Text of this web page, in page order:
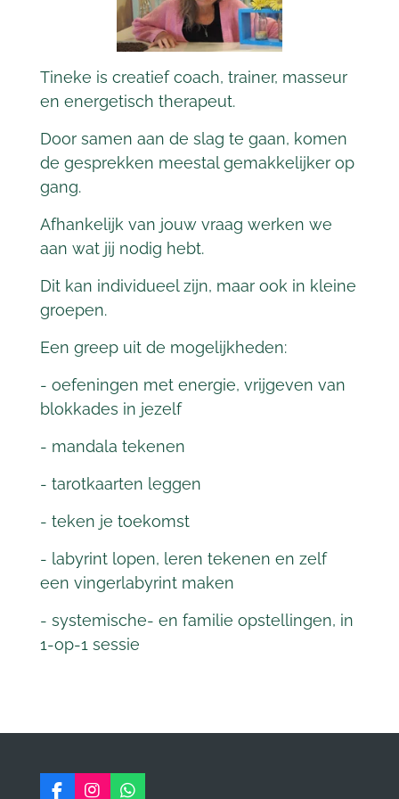
Tineke is creatief coach, trainer, masseur
en energetisch therapeut.
Door samen aan de slag te gaan, komen
de gesprekken meestal gemakkelijker op
gang.
Afhankelijk van jouw vraag werken we
aan wat jij nodig hebt.
Dit kan individueel zijn, maar ook in kleine
groepen.
Een greep uit de mogelijkheden:
- oefeningen met energie, vrijgeven van
blokkades in jezelf
- mandala tekenen
- tarotkaarten leggen
- teken je toekomst
- labyrint lopen, leren tekenen en zelf
een vingerlabyrint maken
- systemische- en familie opstellingen, in
1-op-1 sessie